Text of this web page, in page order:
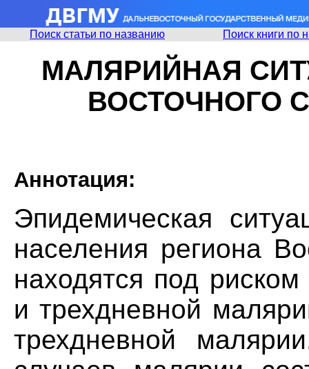
Поиск статьи по названию Поиск книги по
МАЛЯРИЙНАЯ
ВОСТОЧНОГО
Аннотация:
Эпидемическая
населения региона
находятся под
и трехдневной
трехдневной